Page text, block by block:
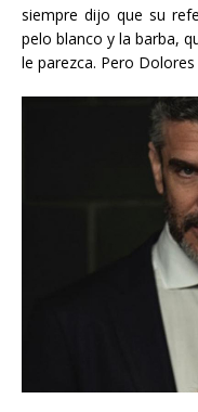
siempre dijo que su
pelo blanco y la barba,
le parezca. Pero